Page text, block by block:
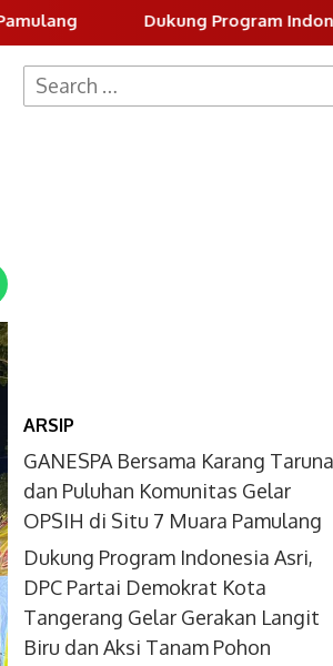
Dukung Program Indonesia Asri, DPC
Search
for:
ARSIP
GANESPA Bersama Karang Taruna
dan Puluhan Komunitas Gelar
OPSIH di Situ 7 Muara Pamulang
Dukung Program Indonesia Asri,
DPC Partai Demokrat Kota
Tangerang Gelar Gerakan Langit
Biru dan Aksi Tanam Pohon